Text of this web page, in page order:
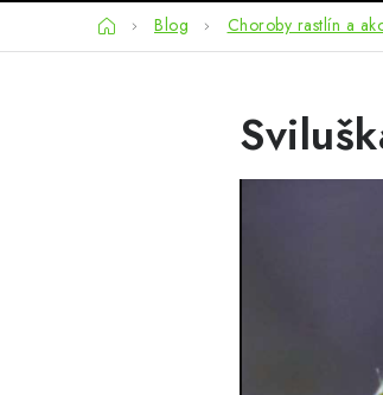
DomovBlog Choroby rastlín a